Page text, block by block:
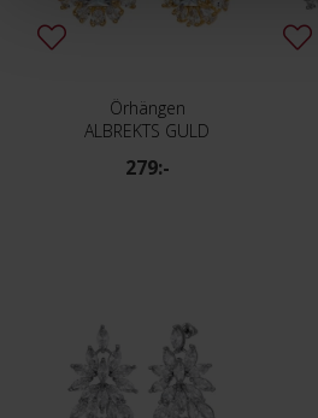
Örhängen
ALBREKTS GULD
279:-